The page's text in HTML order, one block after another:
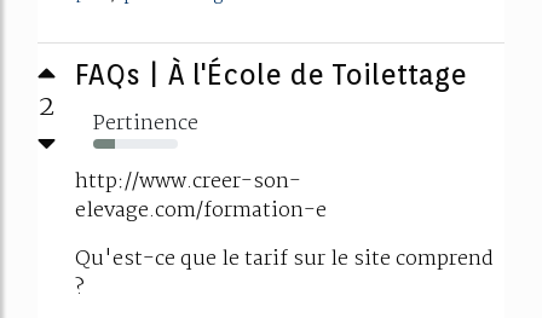
2
FAQs | À l'École de Toilettage
Pertinence
26%
http://www.creer-son-
elevage.com/formation-e
Qu'est-ce que le tarif sur le site comprend
?